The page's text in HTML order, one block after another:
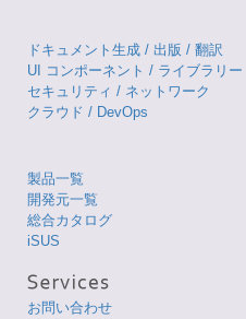
ドキュメント生成 / 出版 / 翻訳
UI コンポーネント / ライブラリー
セキュリティ / ネットワーク
クラウド / DevOps
製品一覧
開発元一覧
総合カタログ
iSUS
お問い合わせ